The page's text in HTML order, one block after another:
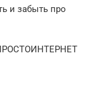
и забыть про